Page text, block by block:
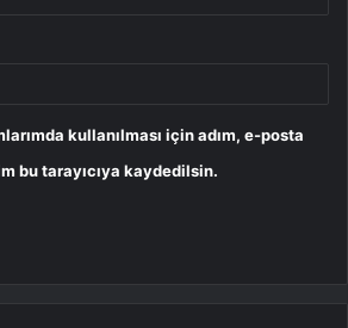
kullanılması için adım, e-posta
bu tarayıcıya kaydedilsin.